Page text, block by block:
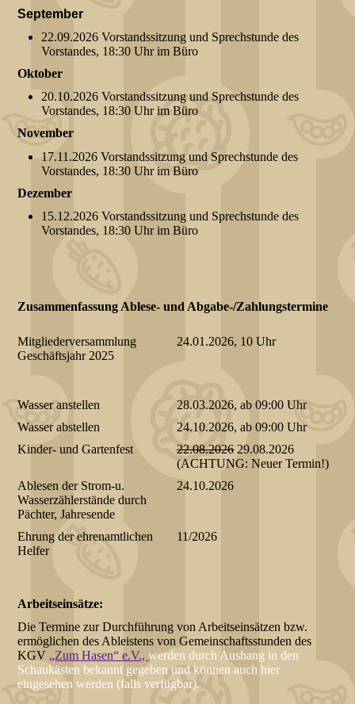
September
22.09.2026 Vorstandssitzung und Sprechstunde des
Vorstandes, 18:30 Uhr im Büro
Oktober
20.10.2026 Vorstandssitzung und Sprechstunde des
Vorstandes, 18:30 Uhr im Büro
November
17.11.2026 Vorstandssitzung und Sprechstunde des
Vorstandes, 18:30 Uhr im Büro
Dezember
15.12.2026 Vorstandssitzung und Sprechstunde des
Vorstandes, 18:30 Uhr im Büro
Zusammenfassung Ablese- und Abgabe-/Zahlungstermine
Mitgliederversammlung
Geschäftsjahr 2025
24.01.2026, 10 Uhr
Wasser anstellen
28.03.2026, ab 09:00 Uhr
Wasser abstellen
24.10.2026, ab 09:00 Uhr
Kinder- und Gartenfest
22.08.202629.08.2026
(ACHTUNG: Neuer Termin!)
Ablesen der Strom-u.
Wasserzählerstände durch
Pächter, Jahresende
24.10.2026
Ehrung der ehrenamtlichen
Helfer
11/2026
Die Termine zur Durchführung von Arbeitseinsätzen bzw.
ermöglichen des Ableistens von Gemeinschaftsstunden des
KGV „Zum Hasen“ e.V.,werden durch Aushang in den
Schaukästen bekannt gegeben und können auch hier
eingesehen werden (falls verfügbar).